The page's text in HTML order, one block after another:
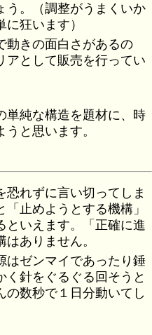
う。（調整がうまくいか
狂います）
動きの面白さがあるの
アとして販売を行ってい
単純な構造を題材に、時
と思います。
恐れずに言い切ってしま
止めようとする機構」
といえます。「正確に進
ありません。
はゼンマイであったり錘
く針をぐるぐる回そうと
の数秒で１日分動いてし